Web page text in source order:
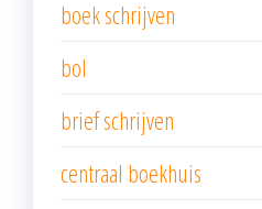
boek schrijven
bol
brief schrijven
centraal boekhuis